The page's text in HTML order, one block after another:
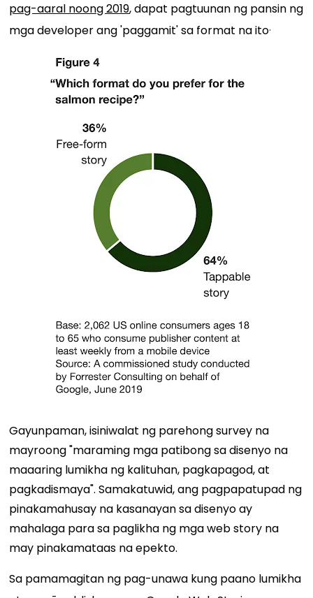
pag-aaral noong 2019, dapat pagtuunan ng pansin ng
mga developer ang 'paggamit' sa format na ito.
Gayunpaman, isiniwalat ng parehong survey na
mayroong "maraming mga patibong sa disenyo na
maaaring lumikha ng kalituhan, pagkapagod, at
pagkadismaya". Samakatuwid, ang pagpapatupad ng
pinakamahusay na kasanayan sa disenyo ay
mahalaga para sa paglikha ng mga web story na
may pinakamataas na epekto.
Sa pamamagitan ng pag-unawa kung paano lumikha